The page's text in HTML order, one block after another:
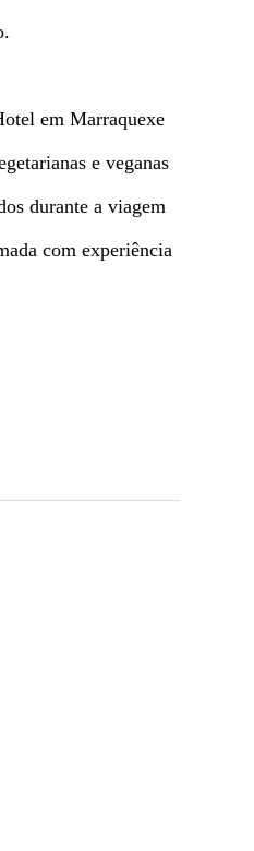
em Marraquexe
e veganas
durante a viagem
com experiência